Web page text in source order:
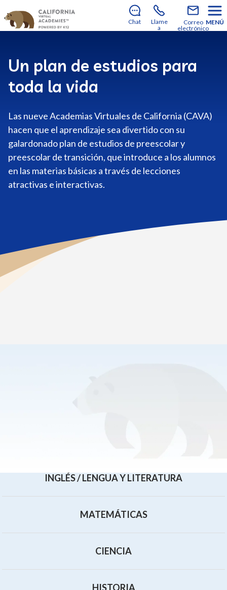
¡Todavía hay plazas disponibles para unirte a
nosotros en el curso escolar 2026-2027!Descubre
cómo matricularte
Chat
Llame
a
Correo
electrónico
MENÚ
Un plan de estudios para
toda la vida
Las nueve Academias Virtuales de California (CAVA)
hacen que el aprendizaje sea divertido con su
galardonado plan de estudios de preescolar y
preescolar de transición, que introduce a los alumnos
en las materias básicas a través de lecciones
atractivas e interactivas.
INGLÉS / LENGUA Y LITERATURA
MATEMÁTICAS
CIENCIA
HISTORIA